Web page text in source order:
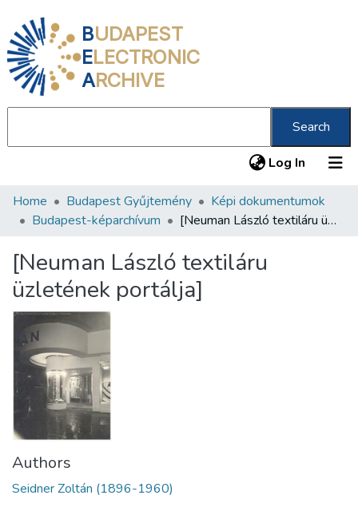
BUDAPEST
ELECTRONIC
ARCHIVE
Search
Log In (current)
Communities & Collections
Statistics
About us
Home Budapest Gyűjtemény
Képi dokumentumok
Budapest-képarchívum
[Neuman László textiláru üzletének portálja]
[Neuman László textiláru
üzletének portálja]
Authors
Seidner Zoltán (1896-1960)